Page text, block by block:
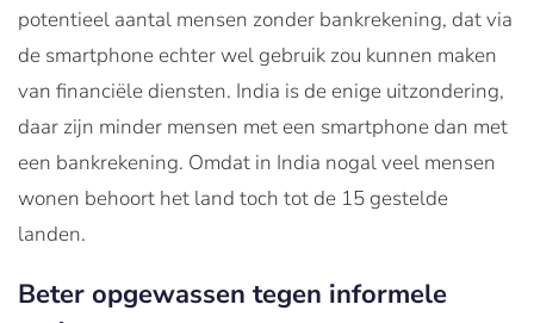
potentieel aantal mensen zonder bankrekening, dat via
de smartphone echter wel gebruik zou kunnen maken
van financiële diensten. India is de enige uitzondering,
daar zijn minder mensen met een smartphone dan met
een bankrekening. Omdat in India nogal veel mensen
wonen behoort het land toch tot de 15 gestelde
landen.
Beter opgewassen tegen informele